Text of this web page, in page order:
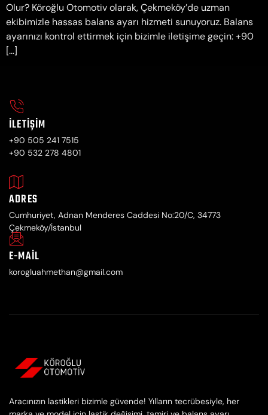
Olur? Köroğlu Otomotiv olarak, Çekmeköy’de uzman
ekibimizle hassas balans ayarı hizmeti sunuyoruz. Balans
ayarınızı kontrol ettirmek için bizimle iletişime geçin: +90
[…]
Aracınızın lastikleri bizimle güvende! Yılların tecrübesiyle, her
İLETIŞIM
+90 505 241 7515
+90 532 278 4801
ADRES
Cumhuriyet, Adnan Menderes Caddesi No:20/C, 34773
Çekmeköy/İstanbul
E-MAIL
korogluahmethan@gmail.com